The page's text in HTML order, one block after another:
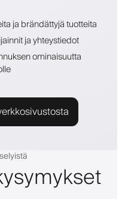
ja brändättyjä tuotteita
ja yhteystiedot
ominaisuutta